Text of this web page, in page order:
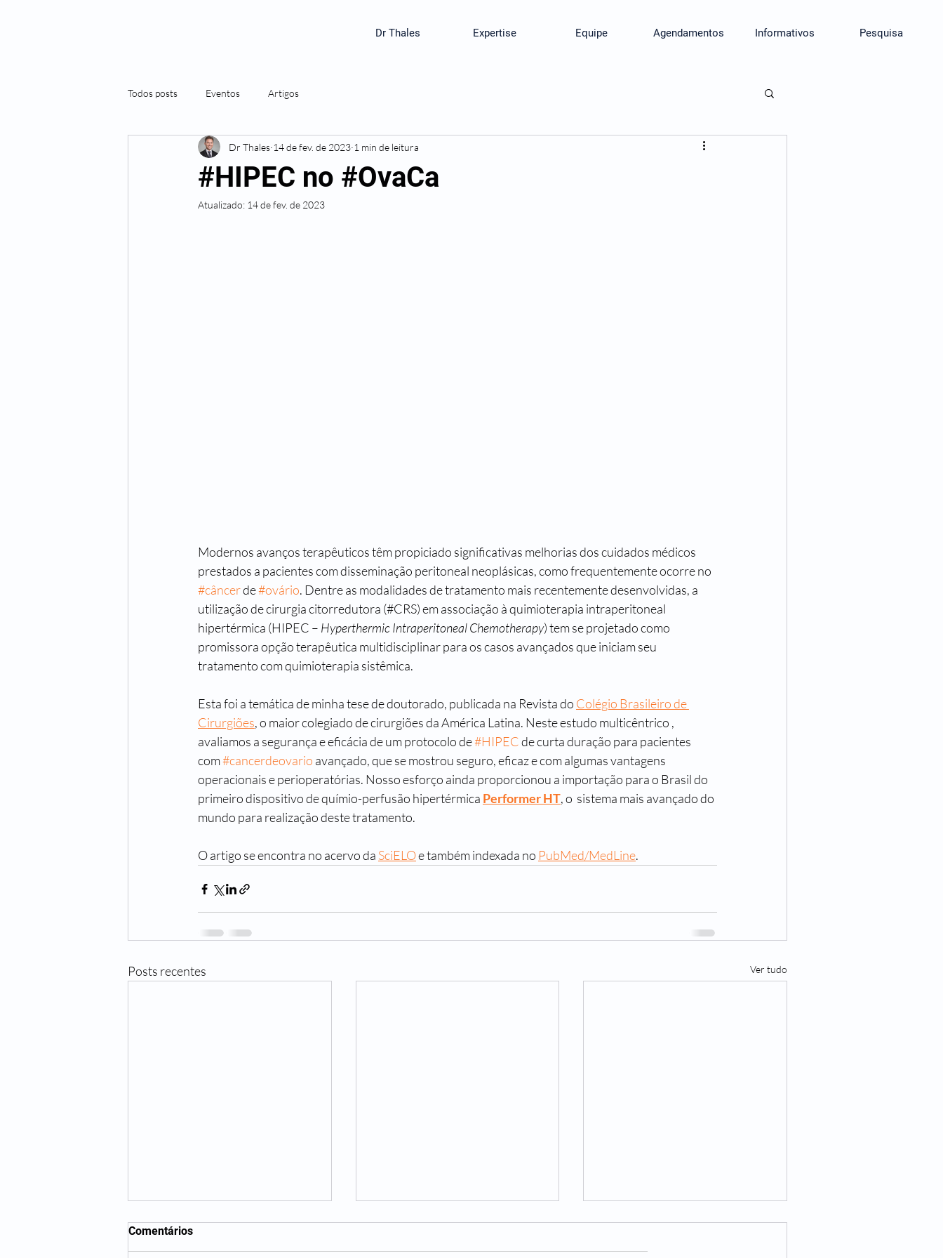
Dr Thales Expertise Equipe Agendamentos Informativos Pesquisa
Todos posts Eventos Artigos
#HIPEC no #OvaCa
Dr Thales 14 de fev. de 2023 1 min de leitura
Atualizado: 14 de fev. de 2023
Modernos avanços terapêuticos têm propiciado significativas melhorias dos cuidados médicos
prestados a pacientes com disseminação peritoneal neoplásicas, como frequentemente ocorre no
#câncer de #ovário. Dentre as modalidades de tratamento mais recentemente desenvolvidas, a
utilização de cirurgia citorredutora (#CRS) em associação à quimioterapia intraperitoneal
hipertérmica (HIPEC – Hyperthermic Intraperitoneal Chemotherapy) tem se projetado como
promissora opção terapêutica multidisciplinar para os casos avançados que iniciam seu
tratamento com quimioterapia sistêmica.
Esta foi a temática de minha tese de doutorado, publicada na Revista do Colégio Brasileiro de
Cirurgiões, o maior colegiado de cirurgiões da América Latina. Neste estudo multicêntrico ,
avaliamos a segurança e eficácia de um protocolo de #HIPEC de curta duração para pacientes
com #cancerdeovario avançado, que se mostrou seguro, eficaz e com algumas vantagens
operacionais e perioperatórias. Nosso esforço ainda proporcionou a importação para o Brasil do
primeiro dispositivo de químio-perfusão hipertérmica Performer HT, o  sistema mais avançado do
mundo para realização deste tratamento.
O artigo se encontra no acervo da SciELO e também indexada no PubMed/MedLine.
Posts recentes Ver tudo
Comentários